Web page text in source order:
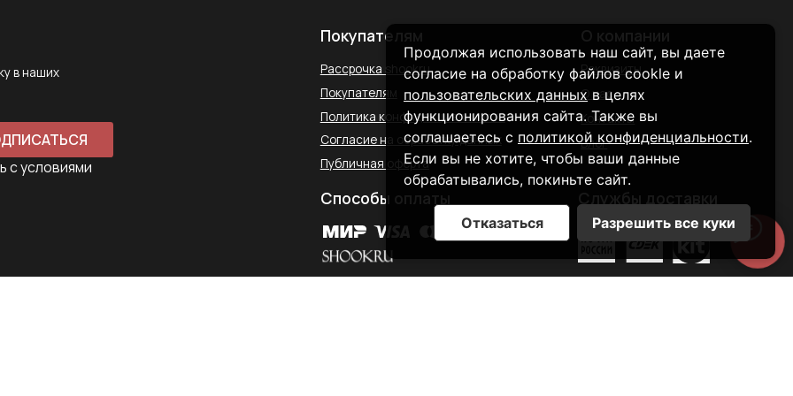
450097, Республика Башкортостан, Уфа,
Комсомольская улица, 2к2
Телефон для связи в WhatsApp
saharawear@yandex.ru
Продолжая использовать наш сайт, вы даете
согласие на обработку файлов cookle и
пользовательских данных в целях
функционирования сайта. Также вы
соглашаетесь с политикой конфиденциальности.
Если вы не хотите, чтобы ваши данные
обрабатывались, покиньте сайт.
Отказаться Разрешить все куки